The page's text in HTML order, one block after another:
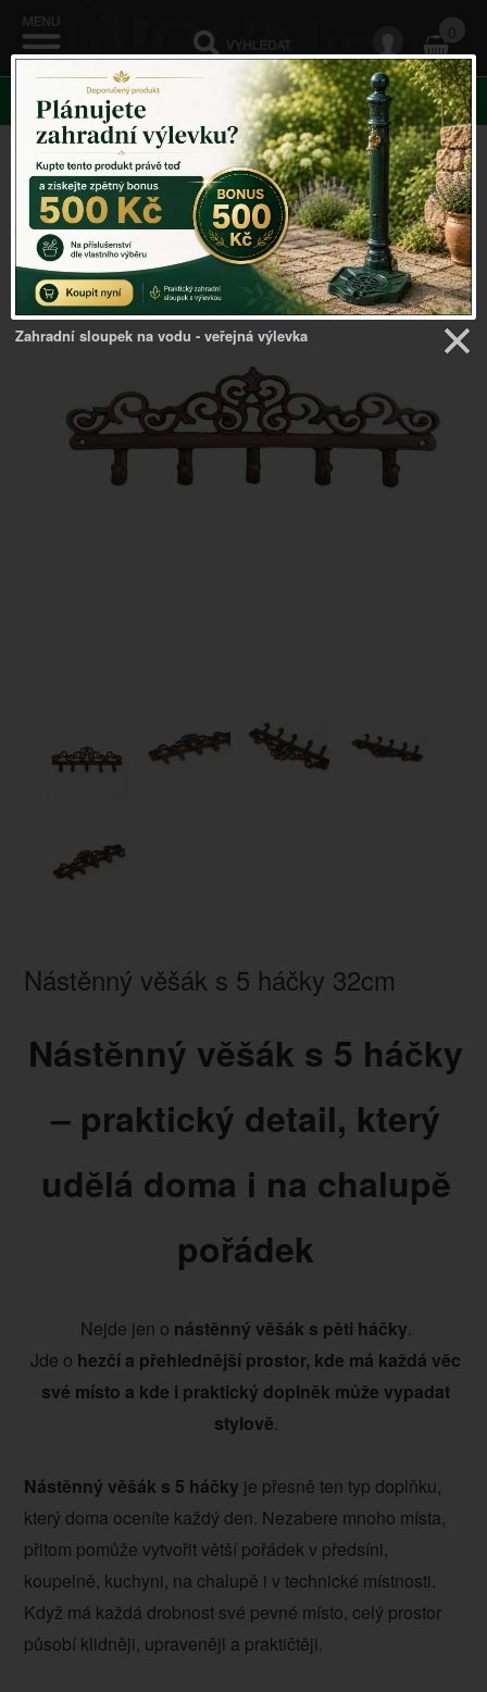
0
KATEGORIE
Venkovský domov ->Háčky a věšáky->Nástěnný věšák
s 5 háčky 32cm
Nástěnný věšák s 5 háčky 32cm
Nástěnný věšák s 5 háčky
– praktický detail, který
udělá doma i na chalupě
pořádek
Nejde jen o nástěnný věšák s pěti háčky.
Jde o hezčí a přehlednější prostor, kde má každá věc
své místo a kde i praktický doplněk může vypadat
stylově.
Nástěnný věšák s 5 háčky je přesně ten typ doplňku,
který doma oceníte každý den. Nezabere mnoho místa,
přitom pomůže vytvořit větší pořádek v předsíni,
koupelně, kuchyni, na chalupě i v technické místnosti.
Když má každá drobnost své pevné místo, celý prostor
působí klidněji, upraveněji a praktičtěji.
Zahradní sloupek na vodu - veřejná výlevka